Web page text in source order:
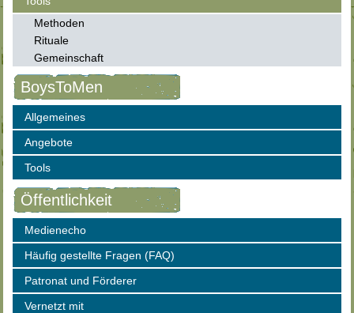
Methoden
Rituale
Gemeinschaft
BoysToMen
Allgemeines
Angebote
Tools
Öffentlichkeit
Medienecho
Häufig gestellte Fragen (FAQ)
Patronat und Förderer
Vernetzt mit